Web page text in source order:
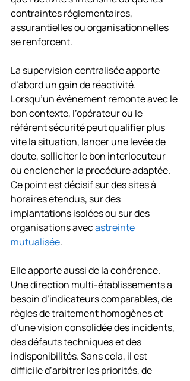
contraintes réglementaires,
assurantielles ou organisationnelles
se renforcent.
La supervision centralisée apporte
d’abord un gain de réactivité.
Lorsqu’un événement remonte avec le
bon contexte, l’opérateur ou le
référent sécurité peut qualifier plus
vite la situation, lancer une levée de
doute, solliciter le bon interlocuteur
ou enclencher la procédure adaptée.
Ce point est décisif sur des sites à
horaires étendus, sur des
implantations isolées ou sur des
organisations avec astreinte
mutualisée.
Elle apporte aussi de la cohérence.
Une direction multi-établissements a
besoin d’indicateurs comparables, de
règles de traitement homogènes et
d’une vision consolidée des incidents,
des défauts techniques et des
indisponibilités. Sans cela, il est
difficile d’arbitrer les priorités, de